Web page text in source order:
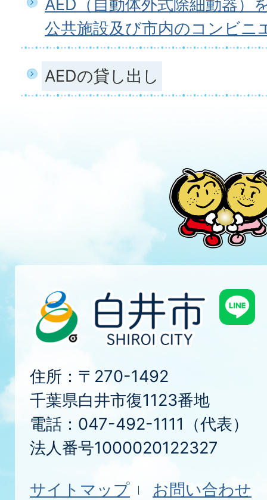
AED（自動体外式除細動器）
公共施設及び市内のコンビニ
AEDの貸し出し
住所：〒270-1492
千葉県白井市復1123番地
電話：047-492-1111（代表）
法人番号1000020122327
サイトマップ お問い合わせ